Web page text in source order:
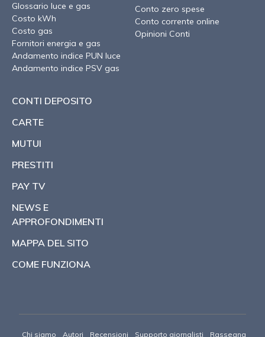
Glossario luce e gas
Costo kWh
Costo gas
Fornitori energia e gas
Andamento indice PUN luce
Andamento indice PSV gas
Conto zero spese
Conto corrente online
Opinioni Conti
CONTI DEPOSITO
CARTE
MUTUI
PRESTITI
PAY TV
NEWS E
APPROFONDIMENTI
MAPPA DEL SITO
COME FUNZIONA
Chi siamo Autori Recensioni Supporto giornalisti Rassegna